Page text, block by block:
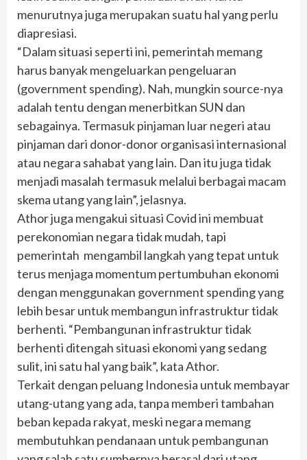
menurutnya juga merupakan suatu hal yang perlu
diapresiasi.
“Dalam situasi seperti ini, pemerintah memang
harus banyak mengeluarkan pengeluaran
(government spending). Nah, mungkin source-nya
adalah tentu dengan menerbitkan SUN dan
sebagainya. Termasuk pinjaman luar negeri atau
pinjaman dari donor-donor organisasi internasional
atau negara sahabat yang lain. Dan itu juga tidak
menjadi masalah termasuk melalui berbagai macam
skema utang yang lain”, jelasnya.
Athor juga mengakui situasi Covid ini membuat
perekonomian negara tidak mudah, tapi
pemerintah mengambil langkah yang tepat untuk
terus menjaga momentum pertumbuhan ekonomi
dengan menggunakan government spending yang
lebih besar untuk membangun infrastruktur tidak
berhenti. “Pembangunan infrastruktur tidak
berhenti ditengah situasi ekonomi yang sedang
sulit, ini satu hal yang baik”, kata Athor.
Terkait dengan peluang Indonesia untuk membayar
utang-utang yang ada, tanpa memberi tambahan
beban kepada rakyat, meski negara memang
membutuhkan pendanaan untuk pembangunan